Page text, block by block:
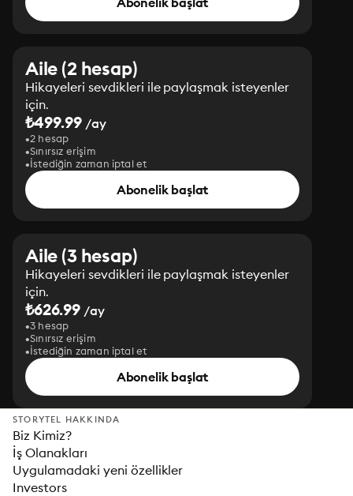
Aile (2 hesap)
Hikayeleri sevdikleri ile paylaşmak isteyenler
için.
₺499.99 /ay
2 hesap
Sınırsız erişim
İstediğin zaman iptal et
Abonelik başlat
Aile (3 hesap)
Hikayeleri sevdikleri ile paylaşmak isteyenler
için.
₺626.99 /ay
3 hesap
Sınırsız erişim
İstediğin zaman iptal et
Abonelik başlat
STORYTEL HAKKINDA
Biz Kimiz?
İş Olanakları
Uygulamadaki yeni özellikler
Investors